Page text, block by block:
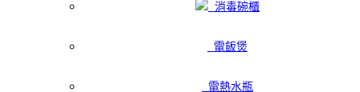
消毒碗櫃
電飯煲
電熱水瓶